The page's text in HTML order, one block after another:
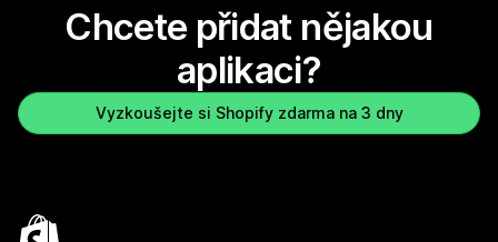
Chcete přidat nějakou
aplikaci?
Vyzkoušejte si Shopify zdarma na 3 dny